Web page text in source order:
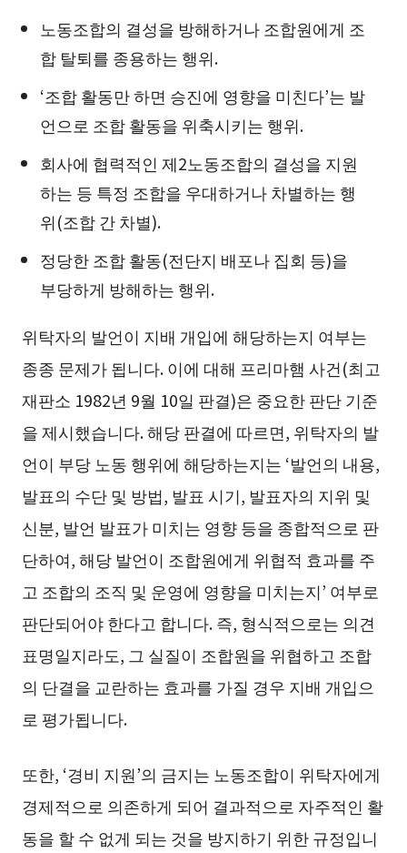
노동조합의 결성을 방해하거나 조합원에게 조
합 탈퇴를 종용하는 행위.
‘조합 활동만 하면 승진에 영향을 미친다’는 발
언으로 조합 활동을 위축시키는 행위.
회사에 협력적인 제2노동조합의 결성을 지원
하는 등 특정 조합을 우대하거나 차별하는 행
위(조합 간 차별).
정당한 조합 활동(전단지 배포나 집회 등)을
부당하게 방해하는 행위.
위탁자의 발언이 지배 개입에 해당하는지 여부는
종종 문제가 됩니다. 이에 대해 프리마햄 사건(최고
재판소 1982년 9월 10일 판결)은 중요한 판단 기준
을 제시했습니다. 해당 판결에 따르면, 위탁자의 발
언이 부당 노동 행위에 해당하는지는 ‘발언의 내용,
발표의 수단 및 방법, 발표 시기, 발표자의 지위 및
신분, 발언 발표가 미치는 영향 등을 종합적으로 판
단하여, 해당 발언이 조합원에게 위협적 효과를 주
고 조합의 조직 및 운영에 영향을 미치는지’ 여부로
판단되어야 한다고 합니다. 즉, 형식적으로는 의견
표명일지라도, 그 실질이 조합원을 위협하고 조합
의 단결을 교란하는 효과를 가질 경우 지배 개입으
로 평가됩니다.
또한, ‘경비 지원’의 금지는 노동조합이 위탁자에게
경제적으로 의존하게 되어 결과적으로 자주적인 활
동을 할 수 없게 되는 것을 방지하기 위한 규정입니